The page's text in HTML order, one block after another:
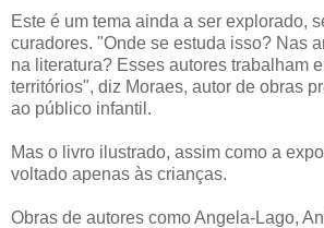
Este é um tema ainda a ser explorado,
curadores. "Onde se estuda isso? Nas
na literatura? Esses autores trabalham
territórios", diz Moraes, autor de obras
ao público infantil.
Mas o livro ilustrado, assim como a
voltado apenas às crianças.
Obras de autores como Angela-Lago,